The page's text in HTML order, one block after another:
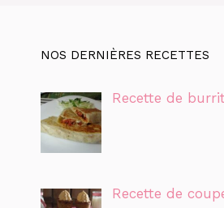
NOS DERNIÈRES RECETTES
Recette de
Recette de